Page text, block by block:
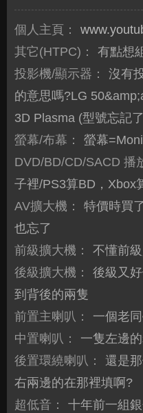
個人主頁：
其它(HTPC)：
有點想
投影機/顯示器：
沒有
的意思嗎?LG
3D Plasma (型號忘記了
螢幕/布幕：
螢幕
DVD/BD/CD/SACD 播
子裡/PS3算BD，Xbox
AV擴大機：
特價時買
也忘了
前級擴大機：
不懂前
後級擴大機：
後級又
到背後的兩隻
前置主喇叭：
一個老
中置喇叭：
一隻左邊
後置環繞喇叭：
還是
右兩邊的在那裡填啊?
超低音：
十年前一組